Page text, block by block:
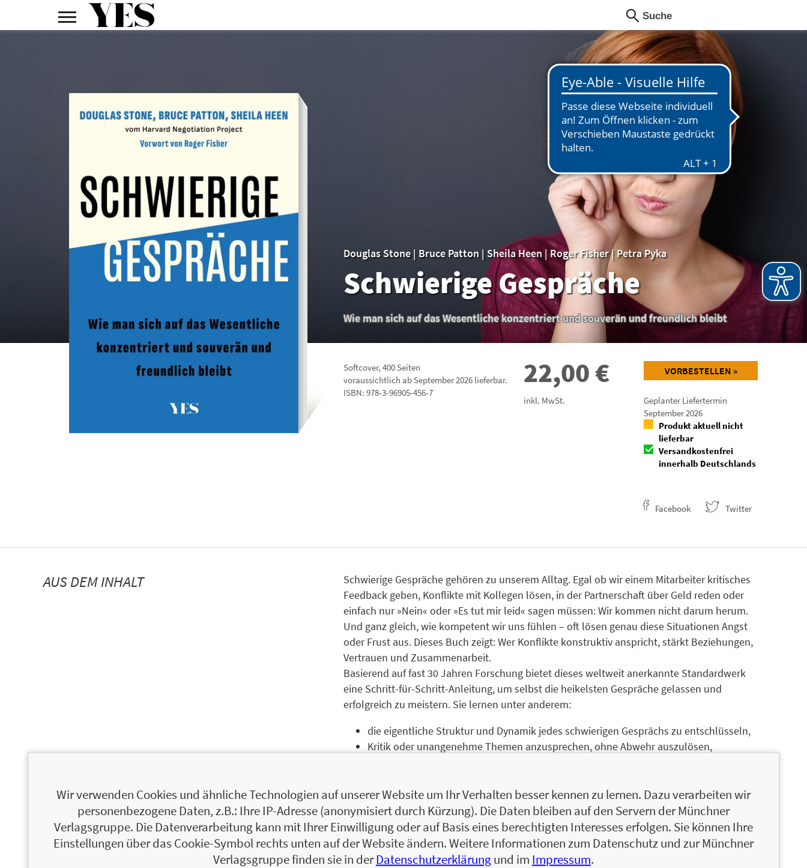
Douglas Stone| Bruce Patton| Sheila Heen|Roger Fisher|Petra Pyka
Schwierige Gespräche
Wie man sich auf das Wesentliche konzentriert und souverän und freundlich bleibt
Softcover, 400 Seiten
voraussichtlich ab September 2026 lieferbar.
ISBN: 978-3-96905-456-7
22,00€
inkl. MwSt.
VORBESTELLEN »
Geplanter Liefertermin
September 2026
Produkt aktuell nicht
lieferbar
Versandkostenfrei
innerhalb Deutschlands
Facebook Twitter
AUS DEM INHALT
Schwierige Gespräche gehören zu unserem Alltag. Egal ob wir einem Mitarbeiter kritisches
Feedback geben, Konflikte mit Kollegen lösen, in der Partnerschaft über Geld reden oder
einfach nur »Nein« oder »Es tut mir leid« sagen müssen: Wir kommen nicht darum herum.
Und ganz gleich, wie kompetent wir uns fühlen – oft lösen genau diese Situationen Angst
oder Frust aus. Dieses Buch zeigt: Wer Konflikte konstruktiv anspricht, stärkt Beziehungen,
Vertrauen und Zusammenarbeit.
Basierend auf fast 30 Jahren Forschung bietet dieses weltweit anerkannte Standardwerk
eine Schritt-für-Schritt-Anleitung, um selbst die heikelsten Gespräche gelassen und
erfolgreich zu meistern. Sie lernen unter anderem:
die eigentliche Struktur und Dynamik jedes schwierigen Gesprächs zu entschlüsseln,
Kritik oder unangenehme Themen anzusprechen, ohne Abwehr auszulösen,
den Kern der Sache zu treffen und Lösungen zu entwickeln, die die Beziehung stärken.
Zahlreiche Beispiele aus Alltag, Beruf und Familie veranschaulichen die Methoden. Mit
aktuellen Themen wie ethnischer Herkunft, Geschlecht, Macht, digitaler Kommunikation und
Social Media ist das Buch auf dem neuesten Stand.
Wir verwenden Cookies und ähnliche Technologien auf unserer Website um Ihr Verhalten besser kennen zu lernen. Dazu verarbeiten wir
personenbezogene Daten, z.B.: Ihre IP-Adresse (anonymisiert durch Kürzung). Die Daten bleiben auf den Servern der Münchner
Verlagsgruppe. Die Datenverarbeitung kann mit Ihrer Einwilligung oder auf Basis eines berechtigten Interesses erfolgen. Sie können Ihre
Einstellungen über das Cookie-Symbol rechts unten auf der Website ändern. Weitere Informationen zum Datenschutz und zur Münchner
Verlagsgruppe finden sie in derDatenschutzerklärungund im Impressum.